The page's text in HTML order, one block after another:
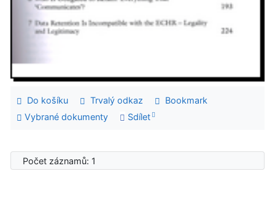
Do košíku Trvalý odkaz
Bookmark
Vybrané dokumenty
Sdílet
Počet záznamů: 1